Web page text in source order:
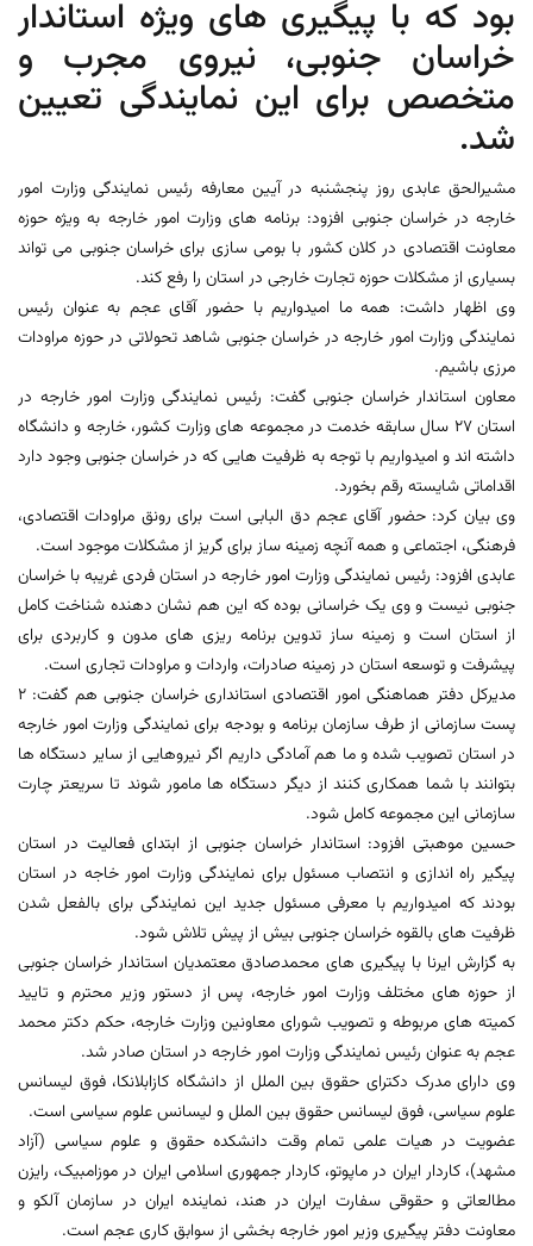
بود که با پیگیری های ویژه استاندار
خراسان جنوبی، نیروی مجرب و
متخصص برای این نمایندگی تعیین
شد.
مشیرالحق عابدی روز پنجشنبه در آیین معارفه رئیس نمایندگی وزارت امور
خارجه در خراسان جنوبی افزود: برنامه های وزارت امور خارجه به ویژه حوزه
معاونت اقتصادی در کلان کشور با بومی سازی برای خراسان جنوبی می تواند
بسیاری از مشکلات حوزه تجارت خارجی در استان را رفع کند.
وی اظهار داشت: همه ما امیدواریم با حضور آقای عجم به عنوان رئیس
نمایندگی وزارت امور خارجه در خراسان جنوبی شاهد تحولاتی در حوزه مراودات
مرزی باشیم.
معاون استاندار خراسان جنوبی گفت: رئیس نمایندگی وزارت امور خارجه در
استان 27 سال سابقه خدمت در مجموعه های وزارت کشور، خارجه و دانشگاه
داشته اند و امیدواریم با توجه به ظرفیت هایی که در خراسان جنوبی وجود دارد
اقداماتی شایسته رقم بخورد.
وی بیان کرد: حضور آقای عجم دق البابی است برای رونق مراودات اقتصادی،
فرهنگی، اجتماعی و همه آنچه زمینه ساز برای گریز از مشکلات موجود است.
عابدی افزود: رئیس نمایندگی وزارت امور خارجه در استان فردی غریبه با خراسان
جنوبی نیست و وی یک خراسانی بوده که این هم نشان دهنده شناخت کامل
از استان است و زمینه ساز تدوین برنامه ریزی های مدون و کاربردی برای
پیشرفت و توسعه استان در زمینه صادرات، واردات و مراودات تجاری است.
مدیرکل دفتر هماهنگی امور اقتصادی استانداری خراسان جنوبی هم گفت: 2
پست سازمانی از طرف سازمان برنامه و بودجه برای نمایندگی وزارت امور خارجه
در استان تصویب شده و ما هم آمادگی داریم اگر نیروهایی از سایر دستگاه ها
بتوانند با شما همکاری کنند از دیگر دستگاه ها مامور شوند تا سریعتر چارت
سازمانی این مجموعه کامل شود.
حسین موهبتی افزود: استاندار خراسان جنوبی از ابتدای فعالیت در استان
پیگیر راه اندازی و انتصاب مسئول برای نمایندگی وزارت امور خاجه در استان
بودند که امیدواریم با معرفی مسئول جدید این نمایندگی برای بالفعل شدن
ظرفیت های بالقوه خراسان جنوبی بیش از پیش تلاش شود.
به گزارش ایرنا با پیگیری های محمدصادق معتمدیان استاندار خراسان جنوبی
از حوزه های مختلف وزارت امور خارجه، پس از دستور وزیر محترم و تایید
کمیته های مربوطه و تصویب شورای معاونین وزارت خارجه، حکم دکتر محمد
عجم به عنوان رئیس نمایندگی وزارت امور خارجه در استان صادر شد.
وی دارای مدرک دکترای حقوق بین الملل از دانشگاه کازابلانکا، فوق لیسانس
علوم سیاسی، فوق لیسانس حقوق بین الملل و لیسانس علوم سیاسی است.
عضویت در هیات علمی تمام وقت دانشکده حقوق و علوم سیاسی (آزاد
مشهد)، کاردار ایران در ماپوتو، کاردار جمهوری اسلامی ایران در موزامبیک، رایزن
مطالعاتی و حقوقی سفارت ایران در هند، نماینده ایران در سازمان آلکو و
معاونت دفتر پیگیری وزیر امور خارجه بخشی از سوابق کاری عجم است.